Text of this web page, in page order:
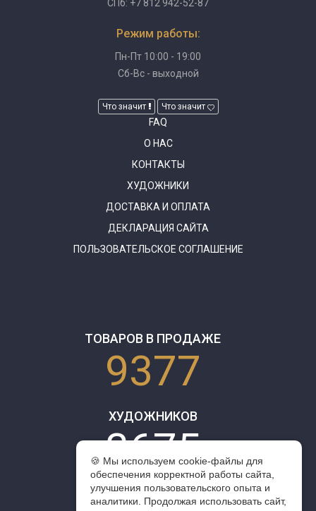
СПб: +7 812 942-52-87
Режим работы:
Пн-Пт 10:00 - 19:00
Сб-Вс - выходной
Что значит Что значит
FAQ
О НАС
КОНТАКТЫ
ХУДОЖНИКИ
ДОСТАВКА И ОПЛАТА
ДЕКЛАРАЦИЯ САЙТА
ПОЛЬЗОВАТЕЛЬСКОЕ СОГЛАШЕНИЕ
ТОВАРОВ В ПРОДАЖЕ
9377
ХУДОЖНИКОВ
3675
🍪 Мы используем cookie-файлы для
обеспечения корректной работы сайта,
улучшения пользовательского опыта и
аналитики. Продолжая использовать сайт,